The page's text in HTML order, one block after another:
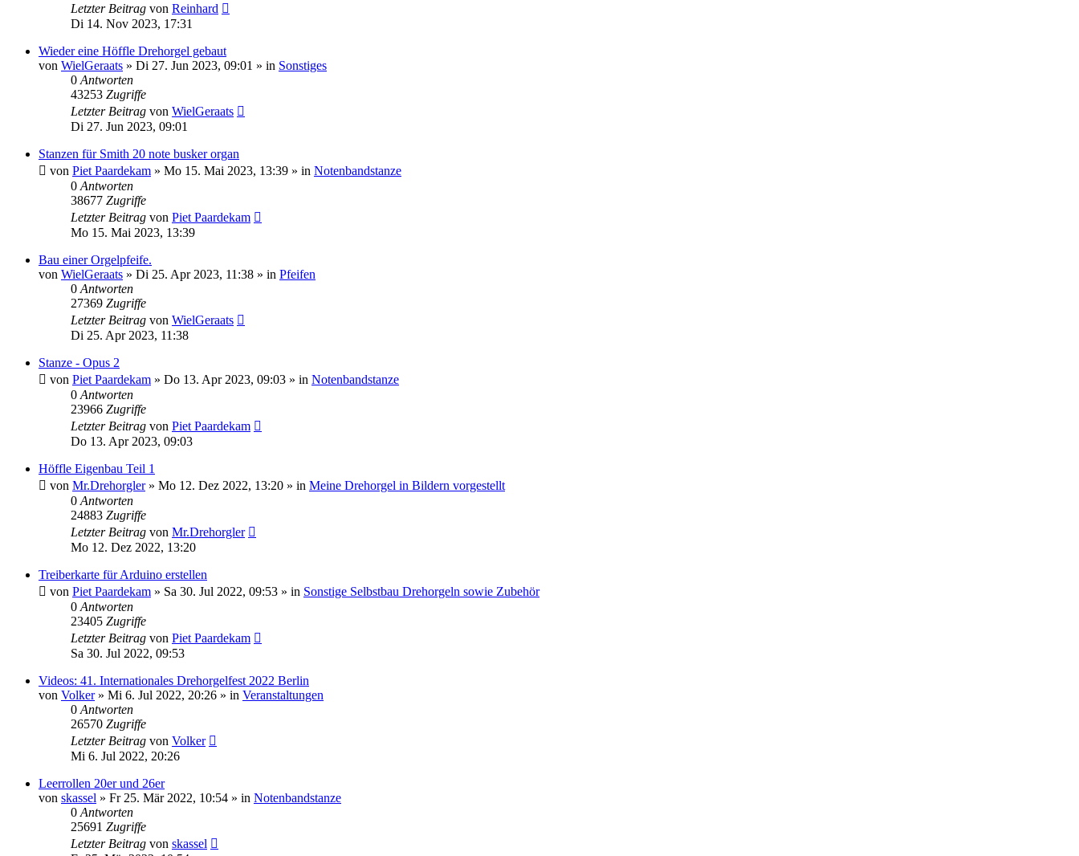
Letzter Beitrag von Reinhard
Di 14. Nov 2023, 17:31
Wieder eine Höffle Drehorgel gebaut
von WielGeraats » Di 27. Jun 2023, 09:01 » in Sonstiges
0Antworten
43253 Zugriffe
Letzter Beitrag von WielGeraats
Di 27. Jun 2023, 09:01
Stanzen für Smith 20 note busker organ
von Piet Paardekam » Mo 15. Mai 2023, 13:39 » in Notenbandstanze
0Antworten
38677 Zugriffe
Letzter Beitrag von Piet Paardekam
Mo 15. Mai 2023, 13:39
Bau einer Orgelpfeife.
von WielGeraats » Di 25. Apr 2023, 11:38 » in Pfeifen
0Antworten
27369 Zugriffe
Letzter Beitrag von WielGeraats
Di 25. Apr 2023, 11:38
Stanze - Opus 2
von Piet Paardekam » Do 13. Apr 2023, 09:03 » in Notenbandstanze
0Antworten
23966 Zugriffe
Letzter Beitrag von Piet Paardekam
Do 13. Apr 2023, 09:03
Höffle Eigenbau Teil 1
von Mr.Drehorgler» Mo 12. Dez 2022, 13:20 » in Meine Drehorgel in Bildern vorgestellt
0Antworten
24883 Zugriffe
Letzter Beitrag von Mr.Drehorgler
Mo 12. Dez 2022, 13:20
Treiberkarte für Arduino erstellen
von Piet Paardekam » Sa 30. Jul 2022, 09:53 » in Sonstige Selbstbau Drehorgeln sowie Zubehör
0Antworten
23405 Zugriffe
Letzter Beitrag von Piet Paardekam
Sa 30. Jul 2022, 09:53
Videos: 41. Internationales Drehorgelfest 2022 Berlin
von Volker» Mi 6. Jul 2022, 20:26 » in Veranstaltungen
0Antworten
26570 Zugriffe
Letzter Beitrag von Volker
Mi 6. Jul 2022, 20:26
Leerrollen 20er und 26er
von skassel » Fr 25. Mär 2022, 10:54 » in Notenbandstanze
0Antworten
25691 Zugriffe
Letzter Beitrag von skassel